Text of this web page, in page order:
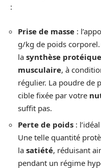
:
Prise de masse :
g/kg de poids
la synthèse protéique
musculaire, à
régulier. La poudre de
cible fixée par votre
suffit pas.
Perte de poids :
Une telle quantité
la satiété, réduisant
pendant un régime